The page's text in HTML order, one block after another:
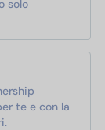
solo
te e con la